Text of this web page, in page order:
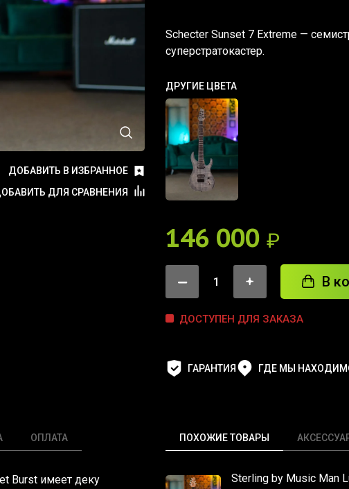
ДОБАВИТЬ В ИЗБРАННОЕ
ДЛЯ СРАВНЕНИЯ
Schecter Sunset 7 Extreme —
суперстратокастер.
ДРУГИЕ ЦВЕТА
146 000 ₽
В
ДОСТУПЕН ДЛЯ ЗАКАЗА
ГАРАНТИЯ ГДЕ МЫ
ОПЛАТА
Burst имеет деку
ПОХОЖИЕ ТОВАРЫ
Sterling by Music Man